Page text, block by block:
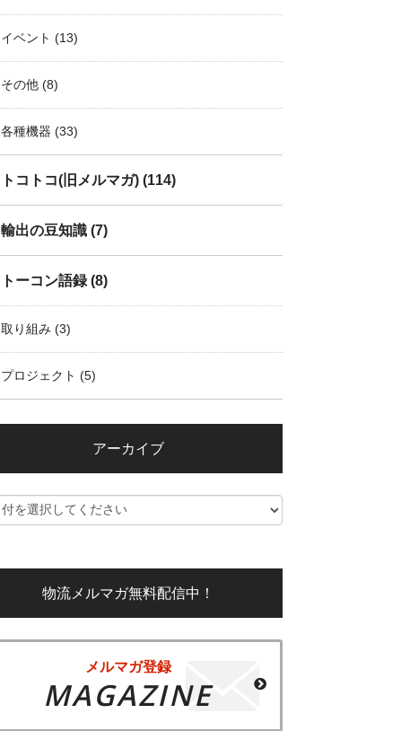
イベント (13)
その他 (8)
各種機器 (33)
トコトコ(旧メルマガ) (114)
輸出の豆知識 (7)
トーコン語録(8)
取り組み (3)
プロジェクト (5)
アーカイブ
物流メルマガ無料配信中！
メルマガ登録
MAGAZINE